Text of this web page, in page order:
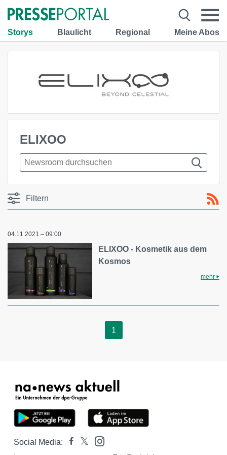
Storys Blaulicht Regional Meine Abos
ELIXOO
Filtern
04.11.2021 – 09:00
ELIXOO - Kosmetik aus dem
Kosmos
mehr
1
Social Media: